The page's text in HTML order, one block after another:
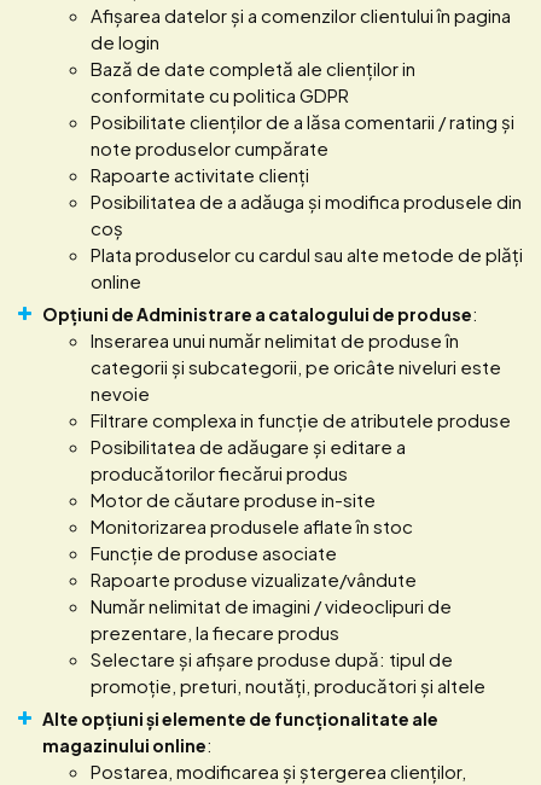
Afișarea datelor și a comenzilor clientului în pagina
de login
Bază de date completă ale clienților in
conformitate cu politica GDPR
Posibilitate clienților de a lăsa comentarii / rating și
note produselor cumpărate
Rapoarte activitate clienți
Posibilitatea de a adăuga și modifica produsele din
coș
Plata produselor cu cardul sau alte metode de plăți
online
Opțiuni de Administrare a catalogului de produse:
Inserarea unui număr nelimitat de produse în
categorii și subcategorii, pe oricâte niveluri este
nevoie
Filtrare complexa in funcție de atributele produse
Posibilitatea de adăugare și editare a
producătorilor fiecărui produs
Motor de căutare produse in-site
Monitorizarea produsele aflate în stoc
Funcție de produse asociate
Rapoarte produse vizualizate/vândute
Număr nelimitat de imagini / videoclipuri de
prezentare, la fiecare produs
Selectare și afișare produse după: tipul de
promoție, preturi, noutăți, producători și altele
Alte opțiuni și elemente de funcționalitate ale
magazinului online:
Postarea, modificarea și ștergerea clienților,